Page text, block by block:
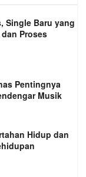
Single Baru yang
Proses
Pentingnya
Musik
Hidup dan